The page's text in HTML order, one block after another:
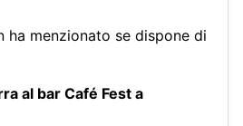
ha menzionato se dispone di
al bar Café Fest a